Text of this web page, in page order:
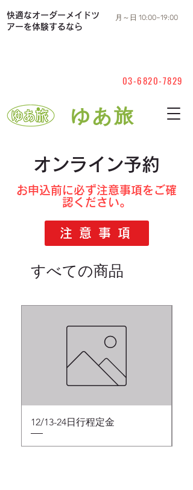
​ゆあ旅
​快適なオーダーメイドツ
アーを体験するなら
月～日 10:00~19:00
03-6820-7829
オンライン予約
お申込前に必ず注意事項をご確
認ください。
注 意 事 項
すべての商品
12/13-24日行程定金